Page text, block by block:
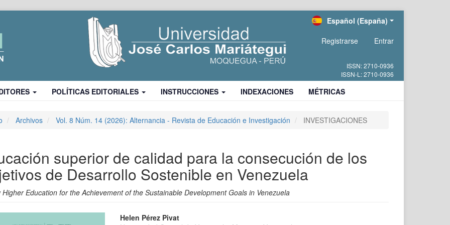
Español (España)
Registrarse
Entrar
POLÍTICAS EDITORIALES INSTRUCCIONES INDEXACIONES MÉTRICAS
Archivos Vol. 8 Núm. 14 (2026): Alternancia - Revista de Educación e Investigación INVESTIGACIONES
superior de calidad para la consecución de los
de Desarrollo Sostenible en Venezuela
Higher Education for the Achievement of the Sustainable Development Goals in Venezuela
Contenido
Helen Pérez Pivat